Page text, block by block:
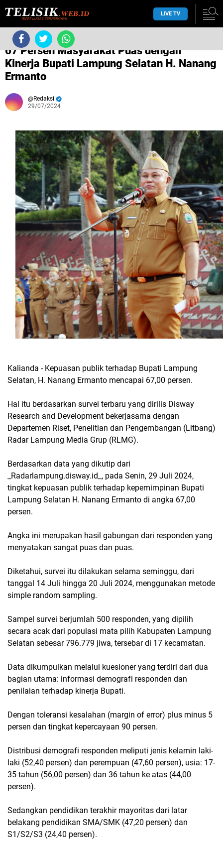
LIVE TV
›Tanpa label ›
67 Persen Masyarakat Puas dengan
Kinerja Bupati Lampung Selatan H. Nanang
Ermanto
Redaksi
29/07/2024
Kalianda - Kepuasan publik terhadap Bupati Lampung
Selatan, H. Nanang Ermanto mencapai 67,00 persen.
Hal itu berdasarkan survei terbaru yang dirilis Disway
Research and Development bekerjasama dengan
Departemen Riset, Penelitian dan Pengembangan (Litbang)
Radar Lampung Media Grup (RLMG).
Berdasarkan data yang dikutip dari
_Radarlampung.disway.id_, pada Senin, 29 Juli 2024,
tingkat kepuasan publik terhadap kepemimpinan Bupati
Lampung Selatan H. Nanang Ermanto di angka 67,00
persen.
Angka ini merupakan hasil gabungan dari responden yang
menyatakan sangat puas dan puas.
Diketahui, survei itu dilakukan selama seminggu, dari
tanggal 14 Juli hingga 20 Juli 2024, menggunakan metode
simple random sampling.
Sampel survei berjumlah 500 responden, yang dipilih
secara acak dari populasi mata pilih Kabupaten Lampung
Selatan sebesar 796.779 jiwa, tersebar di 17 kecamatan.
Data dikumpulkan melalui kuesioner yang terdiri dari dua
bagian utama: informasi demografi responden dan
penilaian terhadap kinerja Bupati.
Dengan toleransi kesalahan (margin of error) plus minus 5
persen dan tingkat kepercayaan 90 persen.
Distribusi demografi responden meliputi jenis kelamin laki-
laki (52,40 persen) dan perempuan (47,60 persen), usia: 17-
35 tahun (56,00 persen) dan 36 tahun ke atas (44,00
persen).
Sedangkan pendidikan terakhir mayoritas dari latar
belakang pendidikan SMA/SMK (47,20 persen) dan
S1/S2/S3 (24,40 persen).